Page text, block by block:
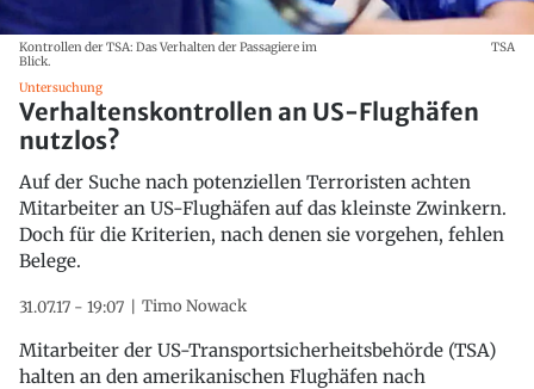
Kontrollen der TSA: Das Verhalten der Passagiere im
Blick.
TSA
Untersuchung
Verhaltenskontrollen an US-Flughäfen
nutzlos?
Auf der Suche nach potenziellen Terroristen achten
Mitarbeiter an US-Flughäfen auf das kleinste Zwinkern.
Doch für die Kriterien, nach denen sie vorgehen, fehlen
Belege.
31.07.17 - 19:07 Timo Nowack
Mitarbeiter der US-Transportsicherheitsbehörde (TSA)
halten an den amerikanischen Flughäfen nach